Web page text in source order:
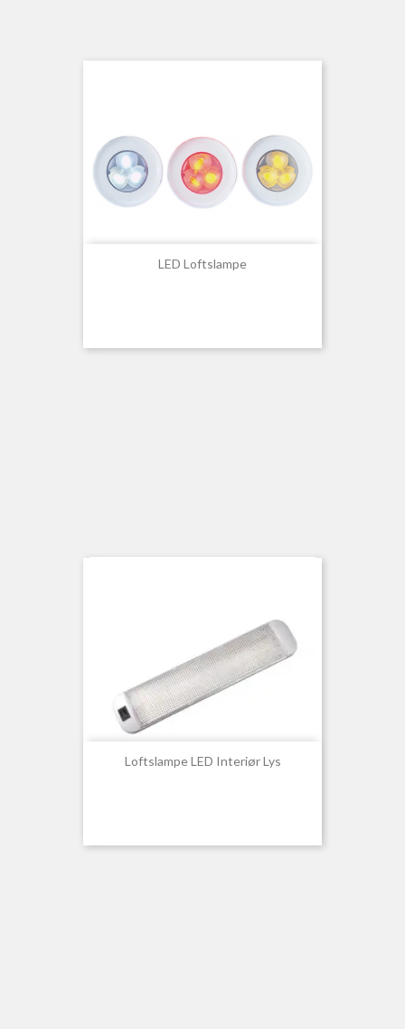
LED Loftslampe
Loftslampe LED Interiør Lys